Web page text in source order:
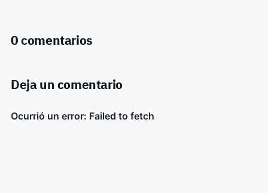
0 comentarios
Deja un comentario